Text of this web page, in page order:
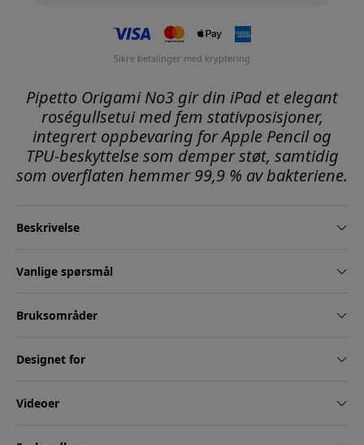
Sikre betalinger med kryptering
Pipetto Origami No3 gir din iPad et elegant
roségullsetui med fem stativposisjoner,
integrert oppbevaring for Apple Pencil og
TPU-beskyttelse som demper støt, samtidig
som overflaten hemmer 99,9 % av bakteriene.
Beskrivelse
Vanlige spørsmål
Bruksområder
Designet for
Videoer